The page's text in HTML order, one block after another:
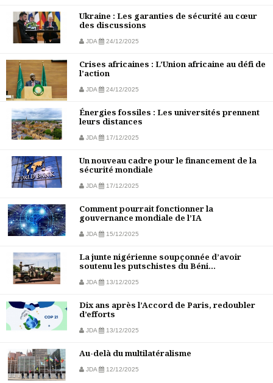
Ukraine : Les garanties de sécurité au cœur
des discussions
JDA 24/12/2025
Crises africaines : L’Union africaine au défi de
l’action
JDA 24/12/2025
Énergies fossiles : Les universités prennent
leurs distances
JDA 17/12/2025
Un nouveau cadre pour le financement de la
sécurité mondiale
JDA 17/12/2025
Comment pourrait fonctionner la
gouvernance mondiale de l’IA
JDA 15/12/2025
La junte nigérienne soupçonnée d’avoir
soutenu les putschistes du Béni...
JDA 13/12/2025
Dix ans après l’Accord de Paris, redoubler
d’efforts
JDA 13/12/2025
Au-delà du multilatéralisme
JDA 12/12/2025